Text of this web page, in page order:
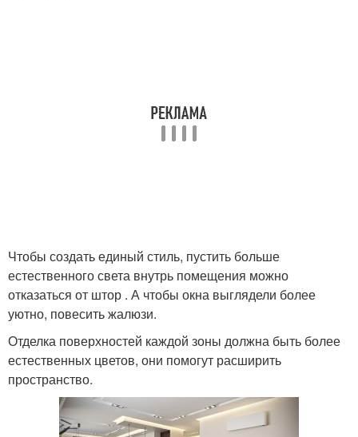
Чтобы создать единый стиль, пустить больше
естественного света внутрь помещения можно
отказаться от штор . А чтобы окна выглядели более
уютно, повесить жалюзи.
Отделка поверхностей каждой зоны должна быть более
естественных цветов, они помогут расширить
пространство.